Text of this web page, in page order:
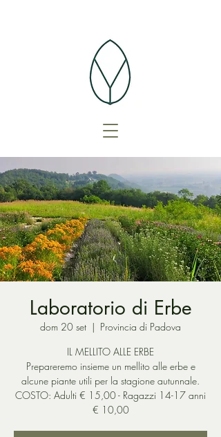
Laboratorio di Erbe
dom 20 set
  |
Provincia di Padova
IL MELLITO ALLE ERBE
Prepareremo insieme un mellito alle erbe e
alcune piante utili per la stagione autunnale.
COSTO: Adulti € 15,00 - Ragazzi 14-17 anni
€ 10,00